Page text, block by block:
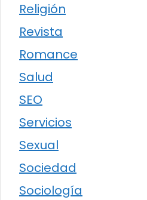
Religión
Revista
Romance
Salud
SEO
Servicios
Sexual
Sociedad
Sociología